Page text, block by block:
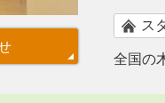
ス
全国の